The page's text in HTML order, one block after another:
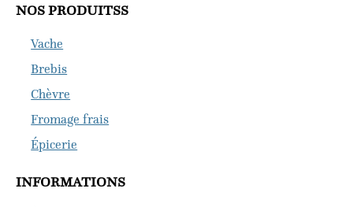
NOS PRODUITSS
Vache
Brebis
Chèvre
Fromage frais
Épicerie
INFORMATIONS